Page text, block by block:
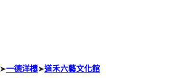
➤一德洋樓➤道禾六藝文化館